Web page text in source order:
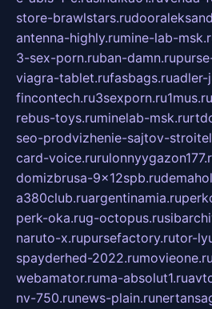
store-brawlstars.ru
antenna-highly.rumine-lab-
3-sex-porn.ruban-damn.ru
viagra-tablet.rufasbags.ruadler-
fincontech.ru3sexporn.ru1mus.ru
rebus-toys.ruminelab-msk.ru
seo-prodvizhenie-sajtov-
card-voice.ru
domizbrusa-9x12spb.ru
a380club.ruargentinamia.ru
perk-oka.rug-octopus.ru
naruto-x.rupursefactory.rutor-
spayderhed-2022.rumovieone.ru
webamator.ruma-absolut1.ru
nv-750.runews-plain.ru